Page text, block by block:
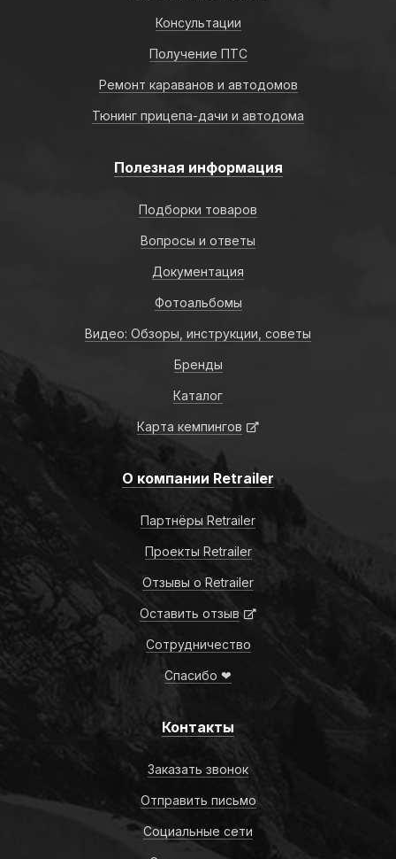
Консультации
Получение ПТС
Ремонт караванов и автодомов
Тюнинг прицепа-дачи и автодома
Полезная информация
Подборки товаров
Вопросы и ответы
Документация
Фотоальбомы
Видео: Обзоры, инструкции, советы
Бренды
Каталог
Карта кемпингов
О компании Retrailer
Партнёры Retrailer
Проекты Retrailer
Отзывы о Retrailer
Оставить отзыв
Сотрудничество
Спасибо ❤
Контакты
Заказать звонок
Отправить письмо
Социальные сети